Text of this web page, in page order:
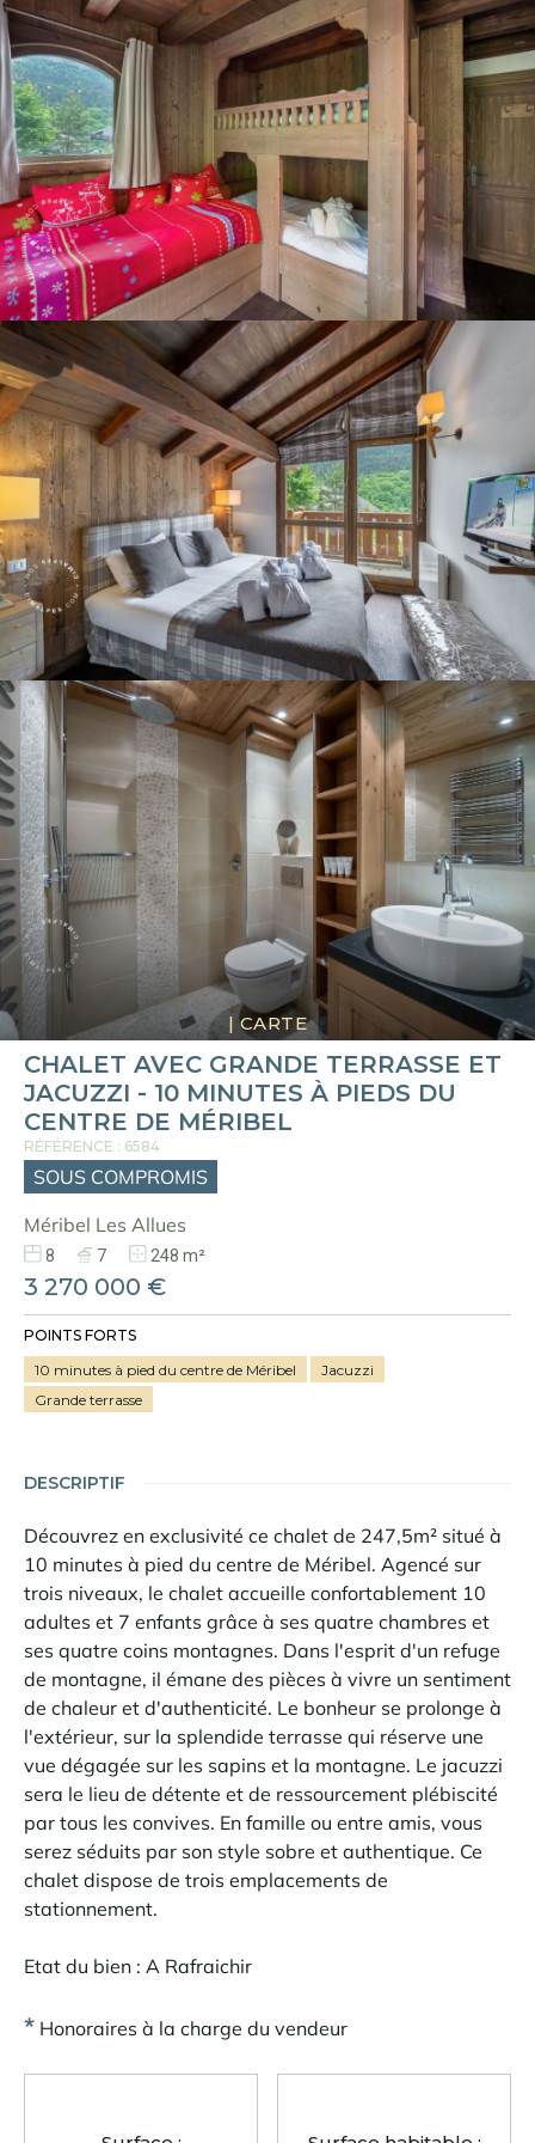
Panorama 2026
Etude annuelle de l'immobilier de montagne par Cimalpes
En savoir plus
Où trouver les plus beaux spots de ski hors-piste dans les Alpes
françaises ?
Vous attendez les chutes de neige comme d'autres guettent le lever
du soleil ? Vous snobez les pistes damées pour leur préférer les
grands espaces vierges de traces ? Vous faites sans doute partie de
ces adeptes du ski hors-piste. Découvrez notre sélection de secteurs
mythiques où la poudreuse se mérite - et se savoure.
CHALET AVEC GRANDE TERRASSE ET
JACUZZI - 10 MINUTES À PIEDS DU
CENTRE DE MÉRIBEL
RÉFÉRENCE : 6584
SOUS COMPROMIS
Méribel Les Allues
|CARTE
8 7 248 m²
3 270 000 €
POINTS FORTS
10 minutes à pied du centre de Méribel
Jacuzzi
Grande terrasse
DESCRIPTIF
Découvrez en exclusivité ce chalet de 247,5m² situé à
10 minutes à pied du centre de Méribel. Agencé sur
trois niveaux, le chalet accueille confortablement 10
adultes et 7 enfants grâce à ses quatre chambres et
ses quatre coins montagnes. Dans l'esprit d'un refuge
de montagne, il émane des pièces à vivre un sentiment
de chaleur et d'authenticité. Le bonheur se prolonge à
l'extérieur, sur la splendide terrasse qui réserve une
vue dégagée sur les sapins et la montagne. Le jacuzzi
sera le lieu de détente et de ressourcement plébiscité
par tous les convives. En famille ou entre amis, vous
serez séduits par son style sobre et authentique. Ce
chalet dispose de trois emplacements de
stationnement.
Etat du bien : A Rafraichir
* Honoraires à la charge du vendeur